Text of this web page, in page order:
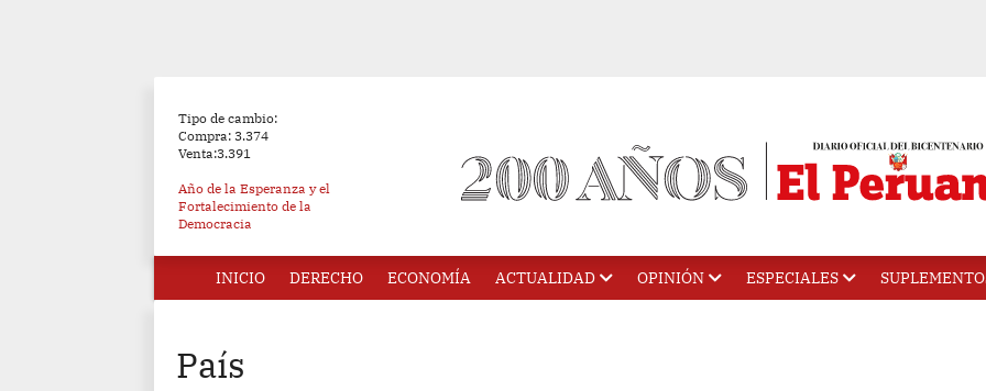
Tipo de cambio:
Compra: 3.374
Venta:3.391
Año de la Esperanza y el
Fortalecimiento de la
Democracia
INICIO DERECHO ECONOMÍA ACTUALIDAD OPINIÓN ESPECIALES
País